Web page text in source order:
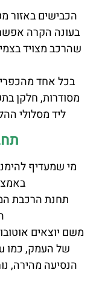
הכבישים באזור
בעונה הקרה
שהרכב מצויד
בכל אחד
מסודרות, חלקן
ליד מסלולי
מי שמעדיף
משם יוצאים
הנסיעה מהירה,